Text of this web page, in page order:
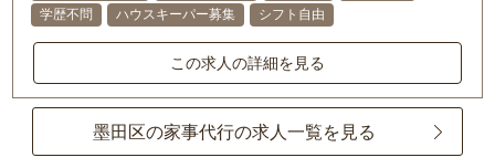
学歴不問
ハウスキーパー募集 シフト自由
この求人の詳細を見る
墨田区の家事代行の求人一覧を見る